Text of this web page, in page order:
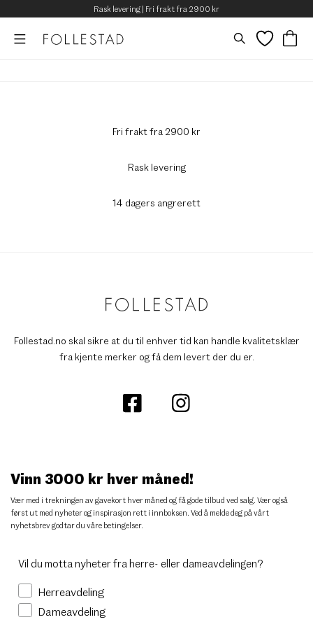
Rask levering | Fri frakt fra 2900 kr
Fri frakt fra 2900 kr
Rask levering
14 dagers angrerett
Follestad.no skal sikre at du til enhver tid kan handle kvalitetsklær
fra kjente merker og få dem levert der du er.
Vinn 3000 kr hver måned!
Vær med i trekningen av gavekort hver måned og få gode tilbud ved salg. Vær også
først ut med nyheter og inspirasjon rett i innboksen. Ved å melde deg på vårt
nyhetsbrev godtar du våre betingelser.
Vil du motta nyheter fra herre- eller dameavdelingen?
Herreavdeling
Dameavdeling